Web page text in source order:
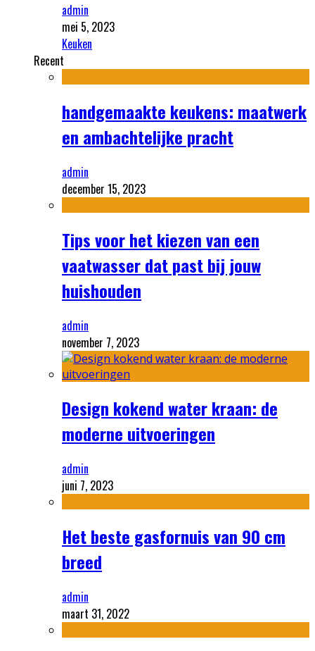
admin
mei 5, 2023
Keuken
Recent
handgemaakte keukens: maatwerk
en ambachtelijke pracht
admin
december 15, 2023
Tips voor het kiezen van een
vaatwasser dat past bij jouw
huishouden
admin
november 7, 2023
Design kokend water kraan: de
moderne uitvoeringen
admin
juni 7, 2023
Het beste gasfornuis van 90 cm
breed
admin
maart 31, 2022